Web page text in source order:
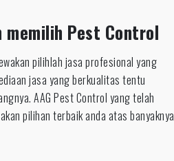
Pest Control
pilihlah jasa profesional yang
jasa yang berkualitas tentu
AAG Pest Control yang telah
pilihan terbaik anda atas banyaknya